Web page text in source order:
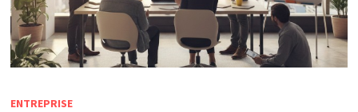
ENTREPRISE